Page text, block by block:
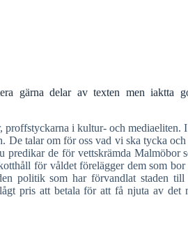
gärna delar av texten men iaktta
i kultur- och mediaeliten.
De talar om för oss vad vi ska tycka
de för vettskrämda Malmöbor
för våldet förelägger dem som
politik som har förvandlat staden till
pris att betala för att få njuta av det